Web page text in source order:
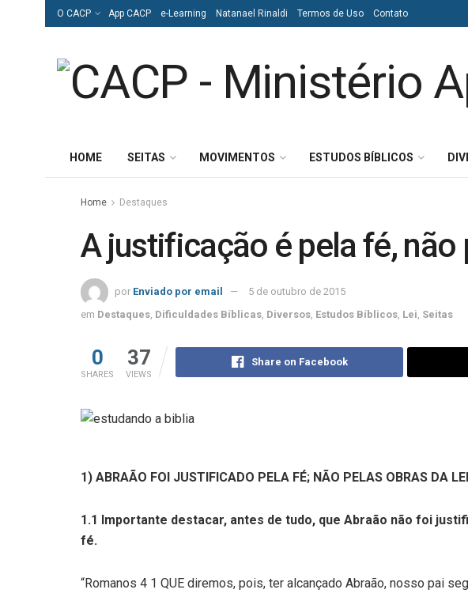
O CACP App CACP e-Learning Natanael Rinaldi Termos de Uso Contato
HOME SEITAS MOVIMENTOS ESTUDOS BÍBLICOS
Home Destaques
A justificação é pela fé, não
por Enviado por email
5 de outubro de 2015
em Destaques Dificuldades Bíblicas Diversos Estudos Bíblicos Lei Seitas
0
SHARES
37
VIEWS
Share on Facebook
1) ABRAÃO FOI JUSTIFICADO PELA FÉ; NÃO PELAS OBRAS DA
1.1 Importante destacar, antes de tudo, que Abraão não foi
fé.
“Romanos 4 1 QUE diremos, pois, ter alcançado Abraão, nosso pai